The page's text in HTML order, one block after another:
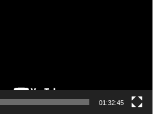
01:32:45